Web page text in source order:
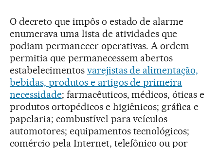
O decreto que impôs o estado de alarme
enumerava uma lista de atividades que
podiam permanecer operativas. A ordem
permitia que permanecessem abertos
estabelecimentos varejistas de alimentação,
bebidas, produtos e artigos de primeira
necessidade; farmacêuticos, médicos, óticas e
produtos ortopédicos e higiênicos; gráfica e
papelaria; combustível para veículos
automotores; equipamentos tecnológicos;
comércio pela Internet, telefônico ou por